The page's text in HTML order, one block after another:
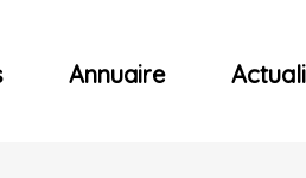
Annuaire